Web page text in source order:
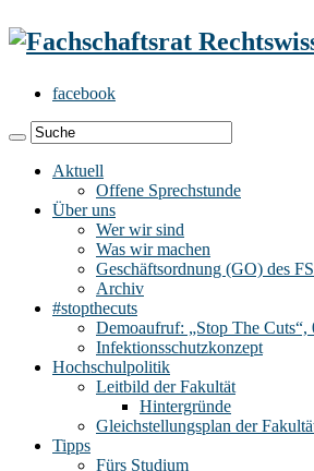
facebook
Aktuell
Offene Sprechstunde
Über uns
Wer wir sind
Was wir machen
Geschäftsordnung (GO) des
Archiv
#stopthecuts
Demoaufruf: „Stop The Cuts“,
Infektionsschutzkonzept
Hochschulpolitik
Leitbild der Fakultät
Hintergründe
Gleichstellungsplan der
Tipps
Fürs Studium